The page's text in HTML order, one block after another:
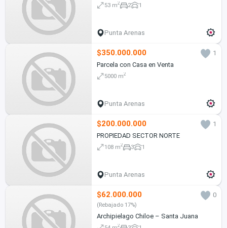
53 m2 2 1
Punta Arenas
$350.000.000
1
Parcela con Casa en Venta
5000 m2
Punta Arenas
$200.000.000
1
PROPIEDAD SECTOR NORTE
108 m2 3 1
Punta Arenas
$62.000.000 0
(Rebajado 17%)
Archipielago Chiloe – Santa Juana
2